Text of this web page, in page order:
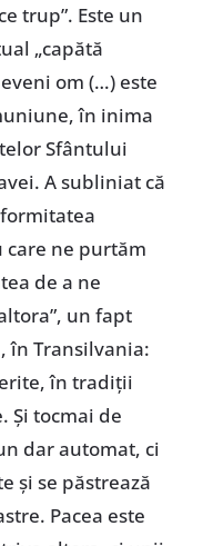
trup”. Este un
„capătă
om (…) este
în inima
Sfântului
A subliniat că
ne purtăm
de a ne
un fapt
în Transilvania:
în tradiții
Și tocmai de
dar automat, ci
și se păstrează
Pacea este